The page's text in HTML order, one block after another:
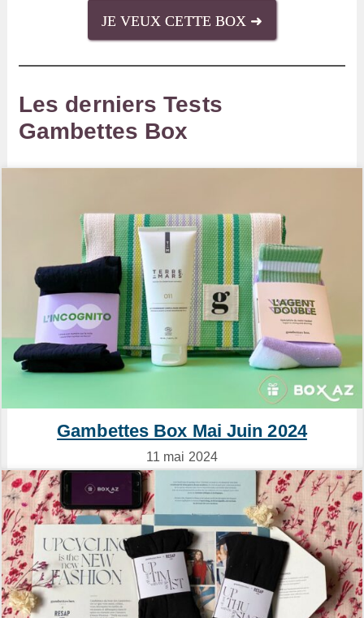
JE VEUX CETTE BOX ➜
Les derniers Tests
Gambettes Box
Gambettes Box Mai Juin 2024
11 mai 2024